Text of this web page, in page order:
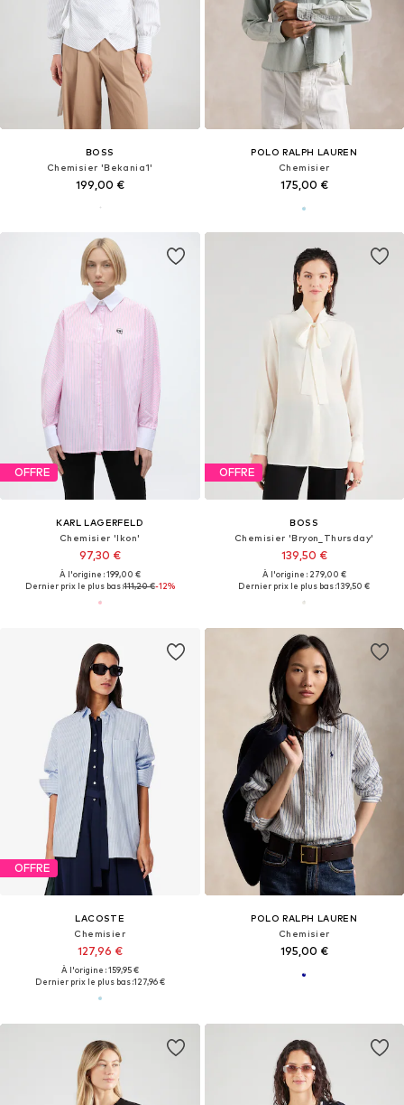
BOSS
Chemisier 'Bekania1'
199,00 €
POLO RALPH LAUREN
Chemisier
175,00 €
OFFRE
KARL LAGERFELD
Chemisier 'Ikon'
97,30 €
À l'origine : 199,00 €
Dernier prix le plus bas :111,20 €-12%
OFFRE
BOSS
Chemisier 'Bryon_Thursday'
139,50 €
À l'origine : 279,00 €
Dernier prix le plus bas :139,50 €
OFFRE
LACOSTE
Chemisier
127,96 €
À l'origine : 159,95 €
Dernier prix le plus bas :127,96 €
POLO RALPH LAUREN
Chemisier
195,00 €